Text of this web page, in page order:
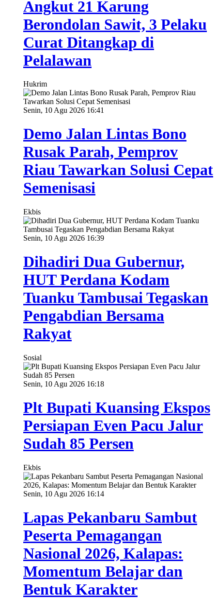
Angkut 21 Karung
Berondolan Sawit, 3 Pelaku
Curat Ditangkap di
Pelalawan
Hukrim
Senin, 10 Agu 2026 16:41
Demo Jalan Lintas Bono
Rusak Parah, Pemprov
Riau Tawarkan Solusi Cepat
Semenisasi
Ekbis
Senin, 10 Agu 2026 16:39
Dihadiri Dua Gubernur,
HUT Perdana Kodam
Tuanku Tambusai Tegaskan
Pengabdian Bersama
Rakyat
Sosial
Senin, 10 Agu 2026 16:18
Plt Bupati Kuansing Ekspos
Persiapan Even Pacu Jalur
Sudah 85 Persen
Ekbis
Senin, 10 Agu 2026 16:14
Lapas Pekanbaru Sambut
Peserta Pemagangan
Nasional 2026, Kalapas:
Momentum Belajar dan
Bentuk Karakter